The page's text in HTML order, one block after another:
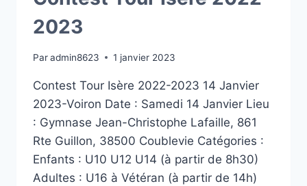
2023
Paradmin8623 1 janvier 2023
Contest Tour Isère 2022-2023 14 Janvier
2023-Voiron Date : Samedi 14 Janvier Lieu
: Gymnase Jean-Christophe Lafaille, 861
Rte Guillon, 38500 Coublevie Catégories :
Enfants : U10 U12 U14 (à partir de 8h30)
Adultes : U16 à Vétéran (à partir de 14h)